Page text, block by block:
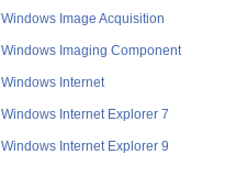
Windows Image Acquisition
Windows Imaging Component
Windows Internet
Windows Internet Explorer 7
Windows Internet Explorer 9